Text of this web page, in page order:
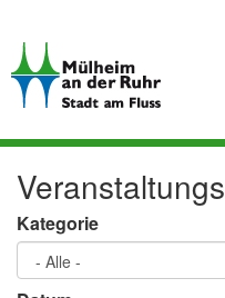
zum
Inhalt
Kategorie